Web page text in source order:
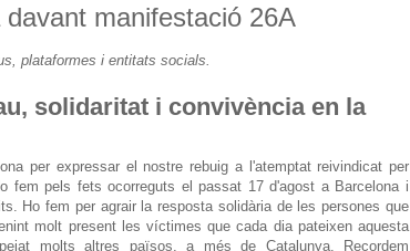
manifestació 26A
plataformes i entitats socials.
solidaritat i convivència en la
per expressar el nostre rebuig a l'atemptat reivindicat per
pels fets ocorreguts el passat 17 d'agost a Barcelona i
Ho fem per agrair la resposta solidària de les persones que
molt present les víctimes que cada dia pateixen aquesta
molts altres països, a més de Catalunya. Recordem